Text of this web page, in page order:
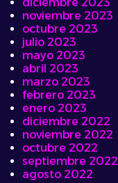
noviembre 2023
octubre 2023
julio 2023
mayo 2023
abril 2023
marzo 2023
febrero 2023
enero 2023
diciembre 2022
noviembre 2022
octubre 2022
septiembre 2022
agosto 2022